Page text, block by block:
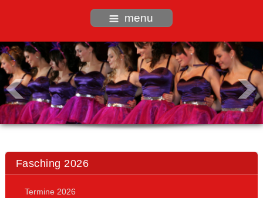
menu
Fasching 2026
Termine 2026